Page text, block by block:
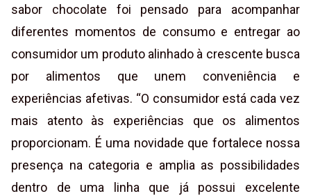
sabor chocolate foi pensado para acompanhar
diferentes momentos de consumo e entregar ao
consumidor um produto alinhado à crescente busca
por alimentos que unem conveniência e
experiências afetivas. “O consumidor está cada vez
mais atento às experiências que os alimentos
proporcionam. É uma novidade que fortalece nossa
presença na categoria e amplia as possibilidades
dentro de uma linha que já possui excelente